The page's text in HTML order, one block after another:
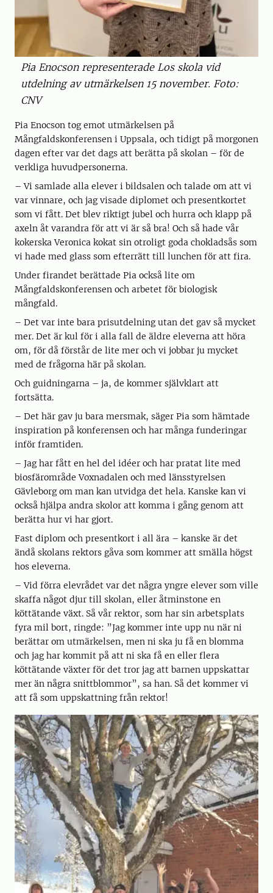
Pia Enocson representerade Los skola vid
utdelning av utmärkelsen 15 november. Foto:
CNV
Pia Enocson tog emot utmärkelsen på
Mångfaldskonferensen i Uppsala, och tidigt på morgonen
dagen efter var det dags att berätta på skolan – för de
verkliga huvudpersonerna.
– Vi samlade alla elever i bildsalen och talade om att vi
var vinnare, och jag visade diplomet och presentkortet
som vi fått. Det blev riktigt jubel och hurra och klapp på
axeln åt varandra för att vi är så bra! Och så hade vår
kokerska Veronica kokat sin otroligt goda chokladsås som
vi hade med glass som efterrätt till lunchen för att fira.
Under firandet berättade Pia också lite om
Mångfaldskonferensen och arbetet för biologisk
mångfald.
– Det var inte bara prisutdelning utan det gav så mycket
mer. Det är kul för i alla fall de äldre eleverna att höra
om, för då förstår de lite mer och vi jobbar ju mycket
med de frågorna här på skolan.
Och guidningarna – ja, de kommer självklart att
fortsätta.
– Det här gav ju bara mersmak, säger Pia som hämtade
inspiration på konferensen och har många funderingar
inför framtiden.
– Jag har fått en hel del idéer och har pratat lite med
biosfärområde Voxnadalen och med länsstyrelsen
Gävleborg om man kan utvidga det hela. Kanske kan vi
också hjälpa andra skolor att komma i gång genom att
berätta hur vi har gjort.
Fast diplom och presentkort i all ära – kanske är det
ändå skolans rektors gåva som kommer att smälla högst
hos eleverna.
– Vid förra elevrådet var det några yngre elever som ville
skaffa något djur till skolan, eller åtminstone en
köttätande växt. Så vår rektor, som har sin arbetsplats
fyra mil bort, ringde: ”Jag kommer inte upp nu när ni
berättar om utmärkelsen, men ni ska ju få en blomma
och jag har kommit på att ni ska få en eller flera
köttätande växter för det tror jag att barnen uppskattar
mer än några snittblommor”, sa han. Så det kommer vi
att få som uppskattning från rektor!